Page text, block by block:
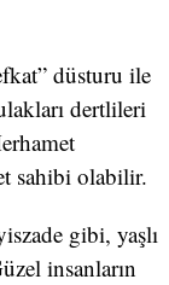
düsturu ile
dertlileri
sahibi olabilir.
gibi, yaşlı
insanların